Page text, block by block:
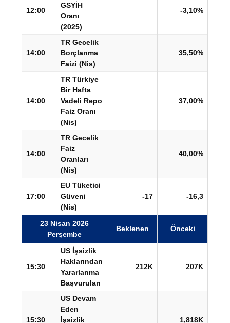
12:00
GSYİH
Oranı
(2025)
-3,10%
14:00
TR Gecelik
Borçlanma
Faizi (Nis)
35,50%
14:00
TR Türkiye
Bir Hafta
Vadeli Repo
Faiz Oranı
(Nis)
37,00%
14:00
TR Gecelik
Faiz
Oranları
(Nis)
40,00%
17:00
EU Tüketici
Güveni
(Nis)
-17 -16,3
23 Nisan 2026
Perşembe
Beklenen Önceki
15:30
US İşsizlik
Haklarından
Yararlanma
Başvuruları
212K 207K
15:30
US Devam
Eden
İşsizlik
1,818K